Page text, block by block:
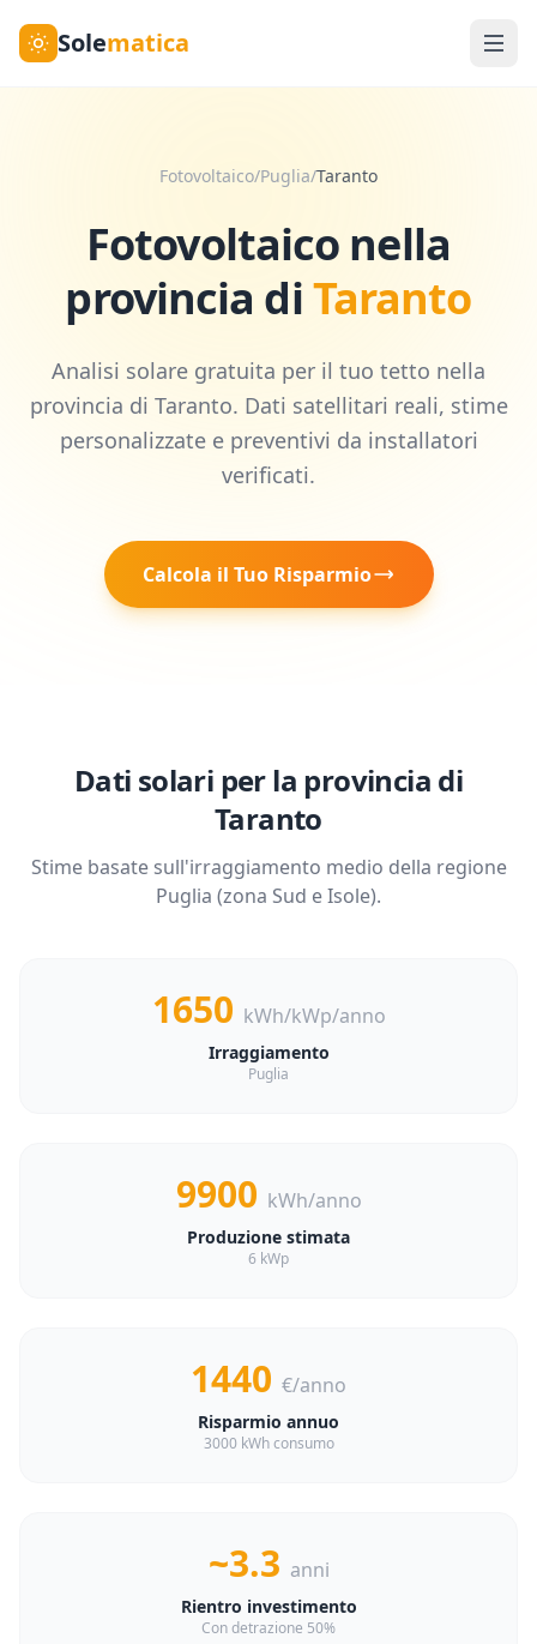
Solematica
Fotovoltaico/Puglia/Taranto
Fotovoltaico nella
provincia diTaranto
Analisi solare gratuita per il tuo tetto nella
provincia di Taranto. Dati satellitari reali, stime
personalizzate e preventivi da installatori
verificati.
Calcola il Tuo Risparmio
Dati solari per la provincia di
Taranto
Stime basate sull'irraggiamento medio della regione
Puglia (zona Sud e Isole).
1650 kWh/kWp/anno
Irraggiamento
Puglia
9900 kWh/anno
Produzione stimata
6 kWp
1440 €/anno
Risparmio annuo
3000 kWh consumo
~3.3 anni
Rientro investimento
Con detrazione 50%